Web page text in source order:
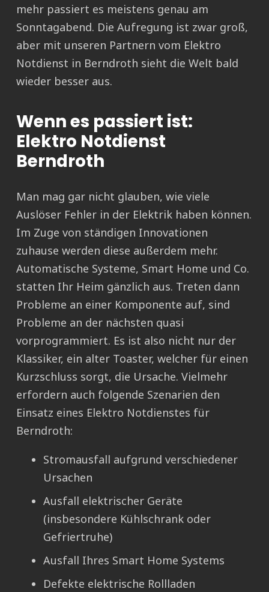
mehr passiert es meistens genau am
Sonntagabend. Die Aufregung ist zwar groß,
aber mit unseren Partnern vom Elektro
Notdienst in Berndroth sieht die Welt bald
wieder besser aus.
Wenn es passiert ist:
Elektro Notdienst
Berndroth
Man mag gar nicht glauben, wie viele
Auslöser Fehler in der Elektrik haben können.
Im Zuge von ständigen Innovationen
zuhause werden diese außerdem mehr.
Automatische Systeme, Smart Home und Co.
statten Ihr Heim gänzlich aus. Treten dann
Probleme an einer Komponente auf, sind
Probleme an der nächsten quasi
vorprogrammiert. Es ist also nicht nur der
Klassiker, ein alter Toaster, welcher für einen
Kurzschluss sorgt, die Ursache. Vielmehr
erfordern auch folgende Szenarien den
Einsatz eines Elektro Notdienstes für
Berndroth:
Stromausfall aufgrund verschiedener
Ursachen
Ausfall elektrischer Geräte
(insbesondere Kühlschrank oder
Gefriertruhe)
Ausfall Ihres Smart Home Systems
Defekte elektrische Rollladen